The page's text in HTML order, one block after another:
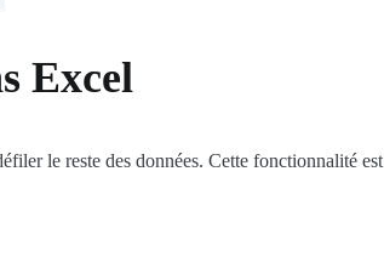
Excel
le reste des données. Cette fonctionnalité est